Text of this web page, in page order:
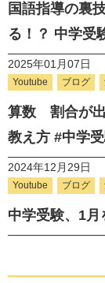
国語指導の裏
る！？ 中学受
2025年01月07日
Youtube ブログ
算数 割合が出
教え方 #中学
2024年12月29日
Youtube ブログ
中学受験、1月